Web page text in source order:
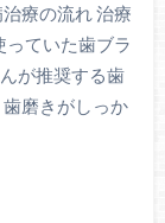
療の流れ 治療
っていた歯ブラ
が推奨する歯
磨きがしっか